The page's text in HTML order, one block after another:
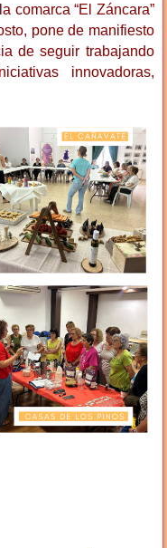
comarca “El Záncara”
pone de manifiesto
de seguir trabajando
innovadoras,